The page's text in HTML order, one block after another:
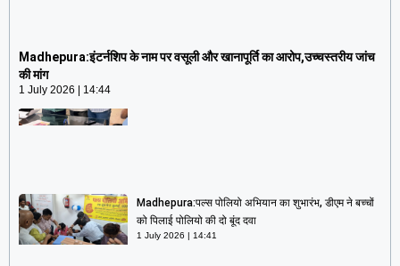
Madhepura:इंटर्नशिप के नाम पर वसूली और खानापूर्ति का आरोप,उच्चस्तरीय जांच
की मांग
1 July 2026 14:44
1 July 2026 14:44
Madhepura:पल्स पोलियो अभियान का शुभारंभ, डीएम ने बच्चों
को पिलाई पोलियो की दो बूंद दवा
1 July 2026 14:41